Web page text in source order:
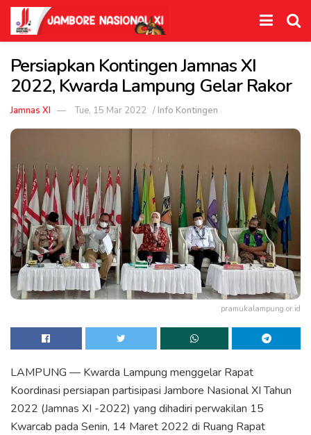
Persiapkan Kontingen Jamnas XI
2022, Kwarda Lampung Gelar Rakor
Jamnas XI Tue, 15 Mar 2022 /Info Kontingen
pramukalampung.or.id
LAMPUNG — Kwarda Lampung menggelar Rapat
Koordinasi persiapan partisipasi Jambore Nasional XI Tahun
2022 (Jamnas XI -2022) yang dihadiri perwakilan 15
Kwarcab pada Senin, 14 Maret 2022 di Ruang Rapat